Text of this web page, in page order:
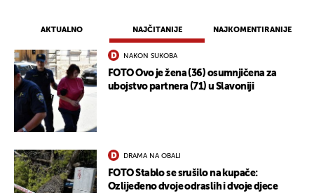
AKTUALNO NAJČITANIJE NAJKOMENTIRANIJE
NAKON SUKOBA
FOTO Ovo je žena (36) osumnjičena za
ubojstvo partnera (71) u Slavoniji
DRAMA NA OBALI
FOTO Stablo se srušilo na kupače:
Ozlijeđeno dvoje odraslih i dvoje djece